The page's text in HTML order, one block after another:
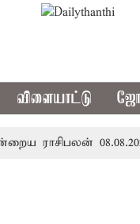
விளையாட்டு
08.08.2026